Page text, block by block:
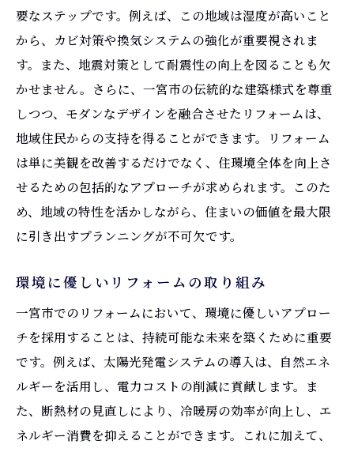
住まいの機能性を高めるリフォームテクニ
ック
個性を反映したオーダーメイドリフォーム
リフォームがもたらす一宮市での新しいライフ
スタイル
スマートホーム化がもたらす利便性
リフォームで実現する健康的な生活
趣味を楽しむためのリフォームアイデア
快適なワークスペースを実現するリフォー
アウトドアリビングの活用法
家族の時間を充実させるリフォームの工夫
一宮市のリフォーム選びで知っておきたい重要
な要素
信頼できる施工業者の選び方
リフォーム計画で考慮すべきポイント
契約前に確認すべきリフォームの詳細
要なステップです。例えば、この地域は湿度が高いこと
から、カビ対策や換気システムの強化が重要視されま
す。また、地震対策として耐震性の向上を図ることも欠
かせません。さらに、一宮市の伝統的な建築様式を尊重
しつつ、モダンなデザインを融合させたリフォームは、
地域住民からの支持を得ることができます。リフォーム
は単に美観を改善するだけでなく、住環境全体を向上さ
せるための包括的なアプローチが求められます。このた
め、地域の特性を活かしながら、住まいの価値を最大限
に引き出すプランニングが不可欠です。
環境に優しいリフォームの取り組み
一宮市でのリフォームにおいて、環境に優しいアプロー
チを採用することは、持続可能な未来を築くために重要
です。例えば、太陽光発電システムの導入は、自然エネ
ルギーを活用し、電力コストの削減に貢献します。ま
た、断熱材の見直しにより、冷暖房の効率が向上し、エ
ネルギー消費を抑えることができます。これに加えて、